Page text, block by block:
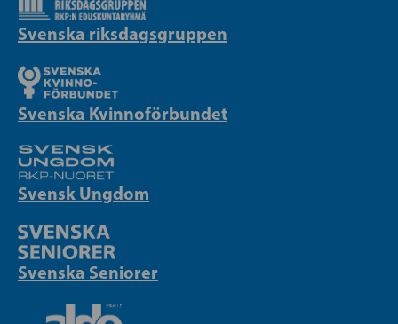
Svenska riksdagsgruppen
Svenska Kvinnoförbundet
Svensk Ungdom
Svenska Seniorer